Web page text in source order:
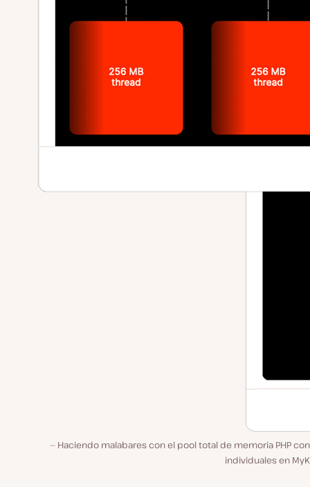
Haciendo malabares con el pool total de memoria PHP
individuales en